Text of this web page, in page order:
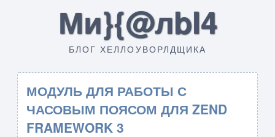
Ми}{@лbI4
БЛОГ ХЕЛЛОУВОРЛДЩИКА
МОДУЛЬ ДЛЯ РАБОТЫ С
ЧАСОВЫМ ПОЯСОМ ДЛЯ ZEND
FRAMEWORK 3